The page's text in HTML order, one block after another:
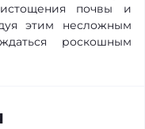
почвы и
этим несложным
роскошным